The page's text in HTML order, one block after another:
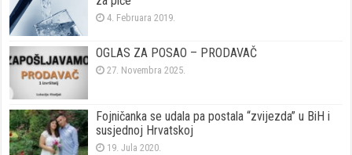
4. Februara 2019.
OGLAS ZA POSAO – PRODAVAČ
27. Novembra 2025.
Fojničanka se udala pa postala “zvijezda” u BiH i
susjednoj Hrvatskoj
19. Jula 2020.